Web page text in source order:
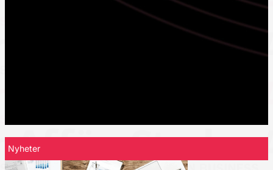
Nyheter